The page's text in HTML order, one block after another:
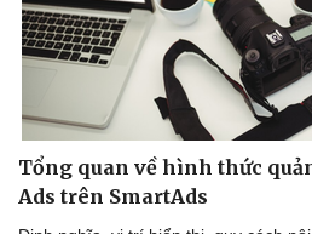
Tổng quan về hình thức
Ads trên SmartAds